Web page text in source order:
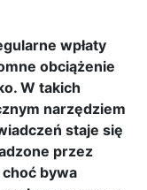
wpłaty
obciążenie
W takich
narzędziem
staje się
przez
bywa